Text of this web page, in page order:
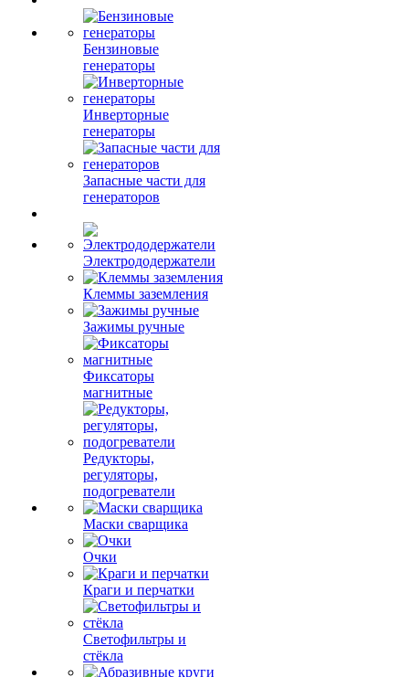
Бензиновые
генераторы
Инверторные
генераторы
Запасные части для
генераторов
Электрододержатели
Клеммы заземления
Зажимы ручные
Фиксаторы
магнитные
Редукторы,
регуляторы,
подогреватели
Маски сварщика
Очки
Краги и перчатки
Светофильтры и
стёкла